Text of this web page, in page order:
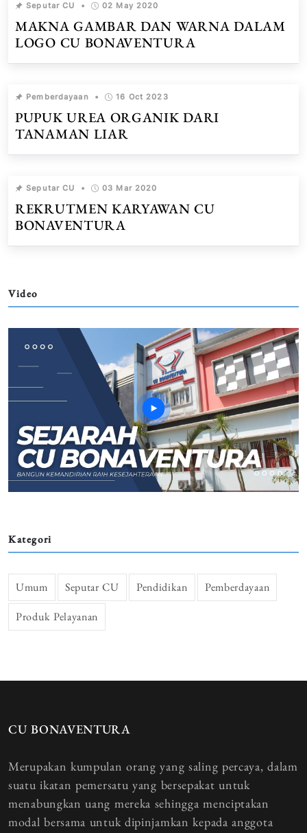
Seputar CU • 02 May 2020
MAKNA GAMBAR DAN WARNA DALAM
LOGO CU BONAVENTURA
Pemberdayaan • 16 Oct 2023
PUPUK UREA ORGANIK DARI
TANAMAN LIAR
Seputar CU • 03 Mar 2020
REKRUTMEN KARYAWAN CU
BONAVENTURA
Video
Kategori
Umum Seputar CU Pendidikan Pemberdayaan
Produk Pelayanan
CU BONAVENTURA
Merupakan kumpulan orang yang saling percaya, dalam
suatu ikatan pemersatu yang bersepakat untuk
menabungkan uang mereka sehingga menciptakan
modal bersama untuk dipinjamkan kepada anggota